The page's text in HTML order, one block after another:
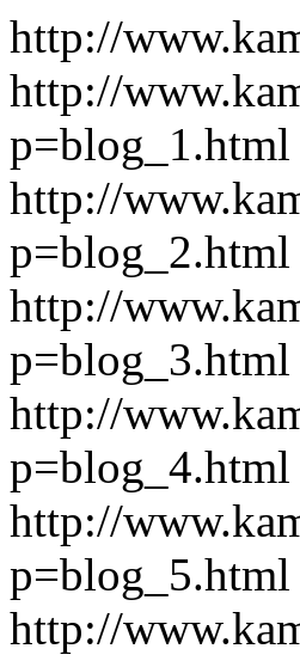
http://www.kamenictvipist.cz/highslide/graphics/loader.white.php http://www.kamenictvipist.cz/highslide/graphics/loader.white.php?p=blog_1.html http://www.kamenictvipist.cz/highslide/graphics/loader.white.php?p=blog_2.html http://www.kamenictvipist.cz/highslide/graphics/loader.white.php?p=blog_3.html http://www.kamenictvipist.cz/highslide/graphics/loader.white.php?p=blog_4.html http://www.kamenictvipist.cz/highslide/graphics/loader.white.php?p=blog_5.html http://www.kamenictvipist.cz/highslide/graphics/loader.white.php?p=blog_6.html http://www.kamenictvipist.cz/highslide/graphics/loader.white.php?p=blog_7.html http://www.kamenictvipist.cz/highslide/graphics/loader.white.php?p=blog_8.html http://www.kamenictvipist.cz/highslide/graphics/loader.white.php?p=blog_9.html http://www.kamenictvipist.cz/highslide/graphics/loader.white.php?p=blog_10.html http://www.kamenictvipist.cz/highslide/graphics/loader.white.php?p=blog_11.html http://www.kamenictvipist.cz/highslide/graphics/loader.white.php?p=blog_12.html http://www.kamenictvipist.cz/highslide/graphics/loader.white.php?p=blog_13.html http://www.kamenictvipist.cz/highslide/graphics/loader.white.php?p=blog_14.html http://www.kamenictvipist.cz/highslide/graphics/loader.white.php?p=blog_15.html http://www.kamenictvipist.cz/highslide/graphics/loader.white.php?p=blog_16.html http://www.kamenictvipist.cz/highslide/graphics/loader.white.php?p=blog_17.html http://www.kamenictvipist.cz/highslide/graphics/loader.white.php?p=blog_18.html http://www.kamenictvipist.cz/highslide/graphics/loader.white.php?p=blog_19.html http://www.kamenictvipist.cz/highslide/graphics/loader.white.php?p=blog_20.html http://www.kamenictvipist.cz/highslide/graphics/loader.white.php?p=blog_21.html http://www.kamenictvipist.cz/highslide/graphics/loader.white.php?p=blog_22.html http://www.kamenictvipist.cz/highslide/graphics/loader.white.php?p=blog_23.html http://www.kamenictvipist.cz/highslide/graphics/loader.white.php?p=blog_24.html http://www.kamenictvipist.cz/highslide/graphics/loader.white.php?p=blog_25.html http://www.kamenictvipist.cz/highslide/graphics/loader.white.php?p=blog_26.html http://www.kamenictvipist.cz/highslide/graphics/loader.white.php?p=blog_27.html http://